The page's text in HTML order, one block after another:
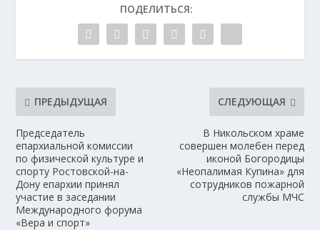
ПОДЕЛИТЬСЯ:
ПРЕДЫДУЩАЯ
Председатель
епархиальной комиссии
по физической культуре и
спорту Ростовской-на-
Дону епархии принял
участие в заседании
Международного форума
«Вера и спорт»
СЛЕДУЮЩАЯ
В Никольском храме
совершен молебен перед
иконой Богородицы
«Неопалимая Купина» для
сотрудников пожарной
службы МЧС